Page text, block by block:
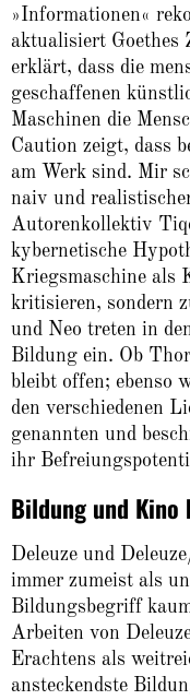
»Informationen«
aktualisiert Goethes
erklärt, dass die
geschaffenen
Maschinen die
Caution zeigt, dass
am Werk sind. Mir
naiv und
Autorenkollektiv
kybernetische
Kriegsmaschine als
kritisieren, sondern
und Neo treten in
Bildung ein. Ob
bleibt offen; ebenso
den verschiedenen
genannten und
ihr
Bildung und Kino
Deleuze und
immer zumeist als
Bildungsbegriff
Arbeiten von
Erachtens als
ansteckendste